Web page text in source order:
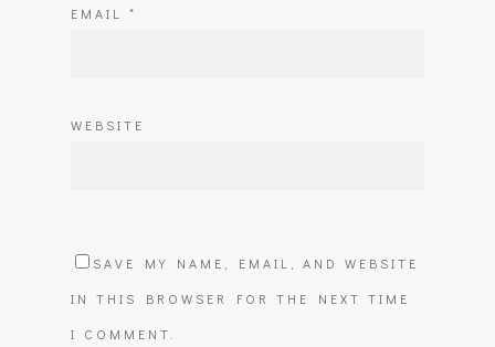
EMAIL *
WEBSITE
SAVE MY NAME, EMAIL, AND WEBSITE
IN THIS BROWSER FOR THE NEXT TIME
I COMMENT.